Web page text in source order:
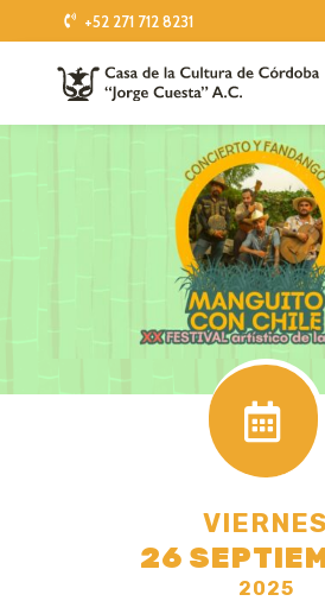
+52 271 712 8231

VIERNES
26
2025